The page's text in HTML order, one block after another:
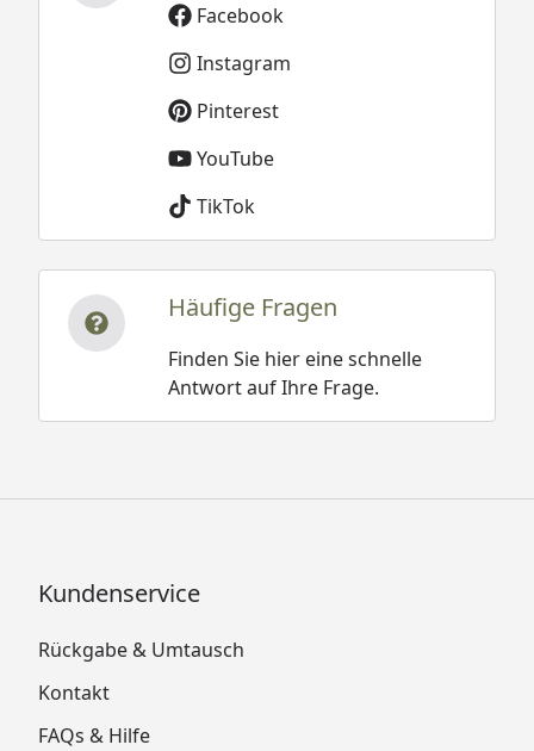
Facebook
Instagram
Pinterest
YouTube
TikTok
Häufige Fragen
Finden Sie hier eine schnelle
Antwort auf Ihre Frage.
Kundenservice
Rückgabe & Umtausch
Kontakt
FAQs & Hilfe